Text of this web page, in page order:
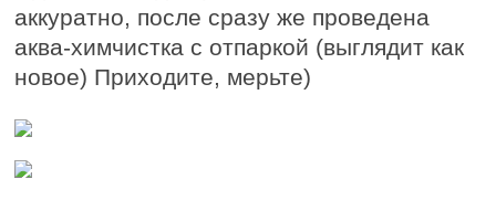
аккуратно, после сразу же проведена
аква-химчистка с отпаркой (выглядит как
новое) Приходите, мерьте)